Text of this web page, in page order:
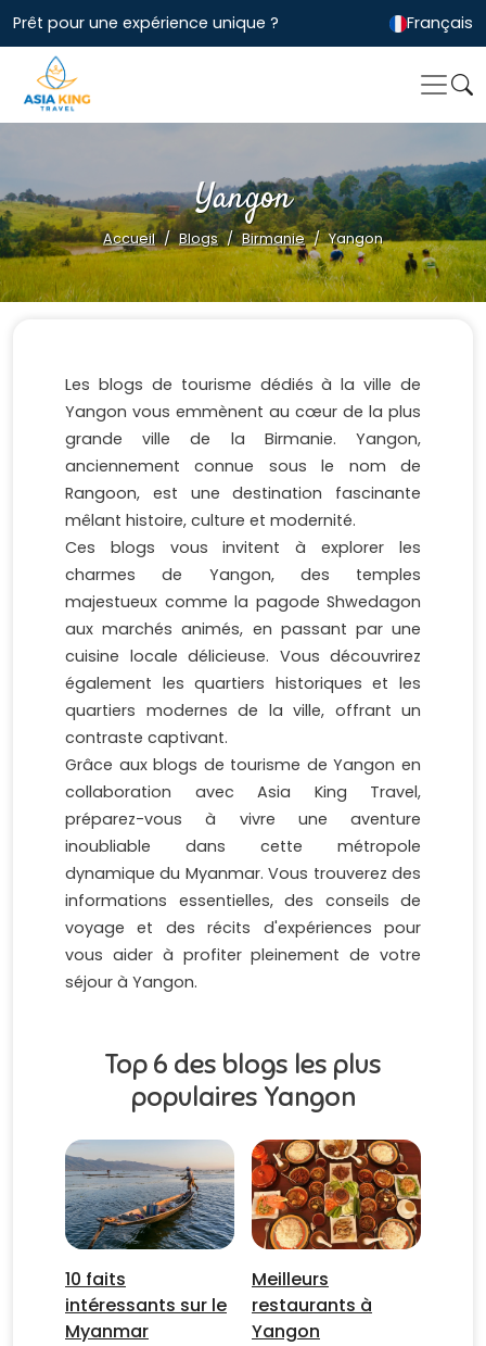
Prêt pour une expérience unique ? Français
Yangon
Accueil Blogs Birmanie Yangon
Les blogs de tourisme dédiés à la ville de
Yangon vous emmènent au cœur de la plus
grande ville de la Birmanie. Yangon,
anciennement connue sous le nom de
Rangoon, est une destination fascinante
mêlant histoire, culture et modernité.
Ces blogs vous invitent à explorer les
charmes de Yangon, des temples
majestueux comme la pagode Shwedagon
aux marchés animés, en passant par une
cuisine locale délicieuse. Vous découvrirez
également les quartiers historiques et les
quartiers modernes de la ville, offrant un
contraste captivant.
Grâce aux blogs de tourisme de Yangon en
collaboration avec Asia King Travel,
préparez-vous à vivre une aventure
inoubliable dans cette métropole
dynamique du Myanmar. Vous trouverez des
informations essentielles, des conseils de
voyage et des récits d'expériences pour
vous aider à profiter pleinement de votre
séjour à Yangon.
Top 6 des blogs les plus
populaires Yangon
10 faits
intéressants sur le
Myanmar
Meilleurs
restaurants à
Yangon